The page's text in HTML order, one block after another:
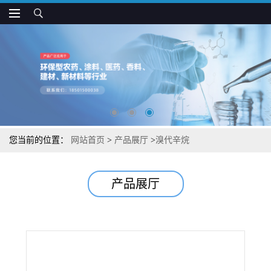
您当前的位置： 网站首页 > 产品展厅 >溴代辛烷
产品展厅